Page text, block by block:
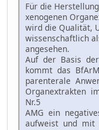
Für die
xenogenen
wird die Qualität,
wissenschaftlich
angesehen.
Auf der Basis
kommt das
parenterale
Organextrakten
Nr.5
AMG ein
aufweist und mit